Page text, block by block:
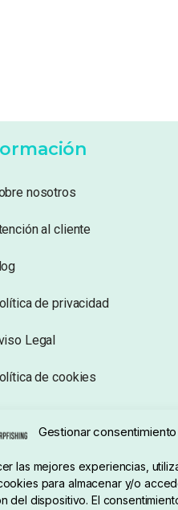
Gestionar consentimiento
las mejores experiencias,
para almacenar y/o
del dispositivo. El
nosotros
al cliente
de privacidad
Legal
de cookies
Condiciones de compra